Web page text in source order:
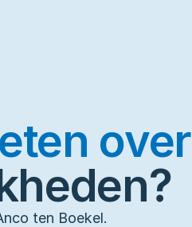
over
ten Boekel.